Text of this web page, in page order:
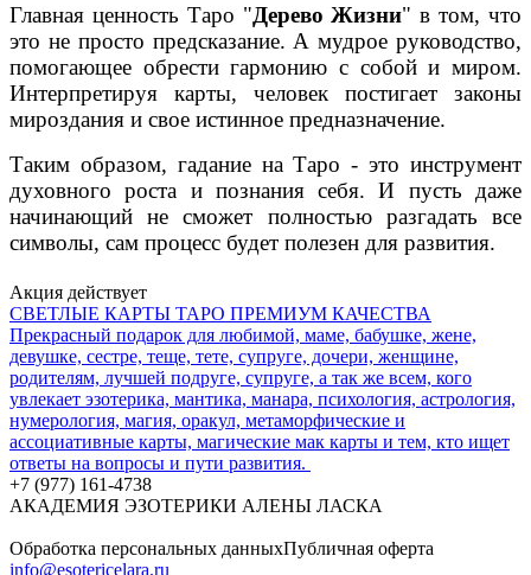
Главная ценность Таро "Дерево Жизни" в том, что
это не просто предсказание. А мудрое руководство,
помогающее обрести гармонию с собой и миром.
Интерпретируя карты, человек постигает законы
мироздания и свое истинное предназначение.
Таким образом, гадание на Таро - это инструмент
духовного роста и познания себя. И пусть даже
начинающий не сможет полностью разгадать все
символы, сам процесс будет полезен для развития.
Акция действует
СВЕТЛЫЕ КАРТЫ ТАРО ПРЕМИУМ КАЧЕСТВА
Прекрасный подарок для любимой, маме, бабушке, жене,
девушке, сестре, теще, тете, супруге, дочери, женщине,
родителям, лучшей подруге, супруге, а так же всем, кого
увлекает эзотерика, мантика, манара, психология, астрология,
нумерология, магия, оракул, метаморфические и
ассоциативные карты, магические мак карты и тем, кто ищет
ответы на вопросы и пути развития.
+7 (977) 161-4738
АКАДЕМИЯ ЭЗОТЕРИКИ АЛЕНЫ ЛАСКА
Обработка персональных данныхПубличная оферта
info@esotericelara.ru